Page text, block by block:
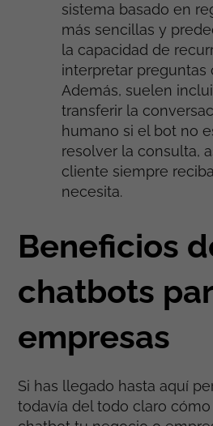
sistema basado en
más sencillas y
la capacidad de
interpretar preguntas
Además, suelen
transferir la
humano si el bot no
resolver la consulta,
cliente siempre
necesita.
Beneficios
chatbots
empresas
Si has llegado hasta aquí
todavía del todo claro